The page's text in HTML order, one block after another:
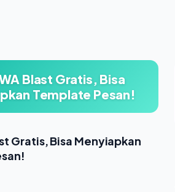
Blast Gratis, Bisa
Template Pesan!
Gratis, Bisa Menyiapkan